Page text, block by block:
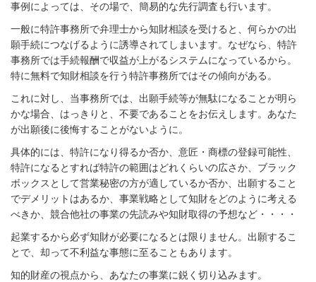
事例によっては、その場で、簡易的な先行調査も行います。
一般に特許事務所で弁理士から知財相談を受けると、何らかの出
願手続につなげるように誘導されてしまいます。なぜなら、特許
事務所では手続報酬で収益が上がるシステムになっているから。
特に無料で知財相談を行う特許事務所ではその傾向がある。
これに対し、当事務所では、出願手続等が無駄になることが明ら
かな場合、はっきりと、不要であることをお伝えします。あなた
が出願後に後悔することがないように。
具体的には、特許になり得るか否か、意匠・商標の登録可能性、
特許になるとすれば特許の範囲はどれくらいの広さか、ブラック
ボックスとして営業秘密の方が適しているか否か、出願すること
でデメリットはあるか、事業戦略として知財をどのように考える
べきか、競合他社の事業の先読みや知財取得の予想など・・・・
起業するから必ず知財が必要になるとは限りません。出願するこ
とで、却って不利益な事態に至ることもあります。
知的財産の視点から、あなたの事業に鋭く切り込みます。